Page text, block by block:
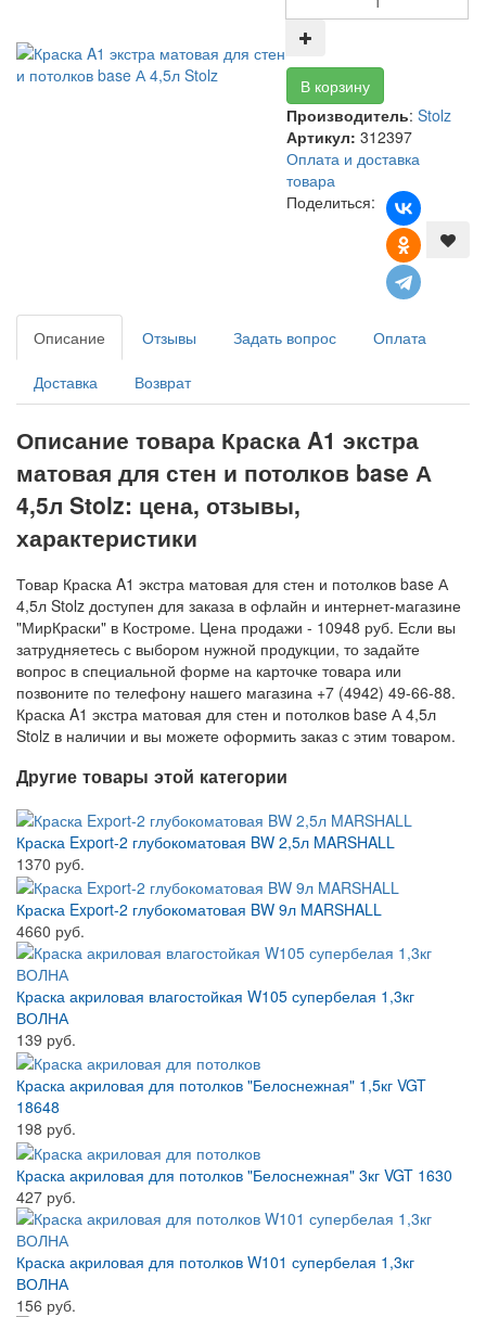
Производитель: Stolz
Артикул: 312397
Оплата и доставка
товара
Поделиться:
Описание Отзывы Задать вопрос Оплата
Доставка Возврат
Описание товара Краска A1 экстра
матовая для стен и потолков base А
4,5л Stolz: цена, отзывы,
характеристики
Товар Краска A1 экстра матовая для стен и потолков base А
4,5л Stolz доступен для заказа в офлайн и интернет-магазине
"МирКраски" в Костроме. Цена продажи - 10948 руб. Если вы
затрудняетесь с выбором нужной продукции, то задайте
вопрос в специальной форме на карточке товара или
позвоните по телефону нашего магазина +7 (4942) 49-66-88.
Краска A1 экстра матовая для стен и потолков base А 4,5л
Stolz в наличии и вы можете оформить заказ с этим товаром.
Другие товары этой категории
Краска Export-2 глубокоматовая BW 2,5л MARSHALL
1370 руб.
Краска Export-2 глубокоматовая BW 9л MARSHALL
4660 руб.
Краска акриловая влагостойкая W105 супербелая 1,3кг
ВОЛНА
139 руб.
Краска акриловая для потолков "Белоснежная" 1,5кг VGT
18648
198 руб.
Краска акриловая для потолков "Белоснежная" 3кг VGT 1630
427 руб.
Краска акриловая для потолков W101 супербелая 1,3кг
ВОЛНА
156 руб.